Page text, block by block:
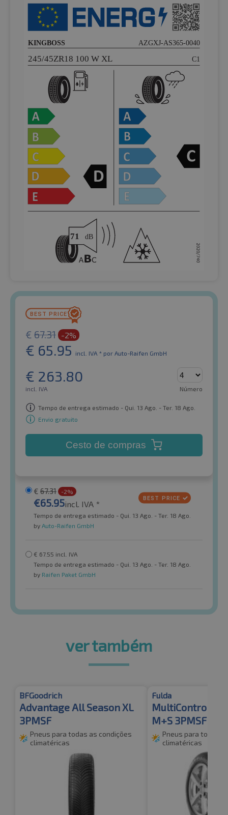
€ 67.31 -2%
€ 65.95 incl. IVA * por Auto-Raifen GmbH
€ 263.80
incl. IVA Número
Tempo de entrega estimado - Qui. 13 Ago. - Ter. 18 Ago.
Envio gratuito
Cesto de compras
€ 67.31 -2%
€65.95incl. IVA *
Tempo de entrega estimado - Qui. 13 Ago. - Ter. 18 Ago.
by Auto-Raifen GmbH
€ 67.55 incl. IVA
Tempo de entrega estimado - Qui. 13 Ago. - Ter. 18 Ago.
by Raifen Paket GmbH
ver também
BFGoodrich
Advantage All Season XL
3PMSF
Pneus para todas as condições
climatéricas
Fulda
MultiControl XL
M+S 3PMSF
Pneus para todas
climatéricas